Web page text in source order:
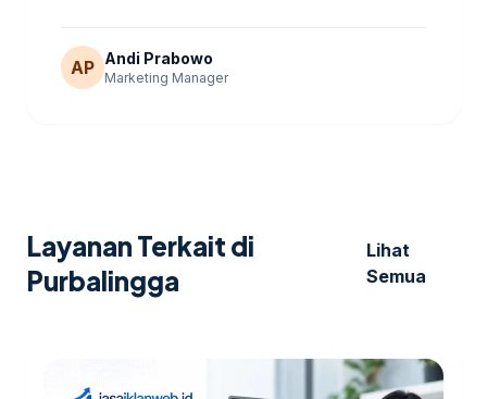
AP Andi Prabowo
Marketing Manager
Layanan Terkait di
Purbalingga
Lihat
Semua